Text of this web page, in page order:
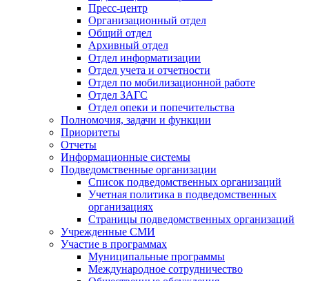
Пресс-центр
Организационный отдел
Общий отдел
Архивный отдел
Отдел информатизации
Отдел учета и отчетности
Отдел по мобилизационной работе
Отдел ЗАГС
Отдел опеки и попечительства
Полномочия, задачи и функции
Приоритеты
Отчеты
Информационные системы
Подведомственные организации
Список подведомственных организаций
Учетная политика в подведомственных
организациях
Страницы подведомственных организаций
Учрежденные СМИ
Участие в программах
Муниципальные программы
Международное сотрудничество